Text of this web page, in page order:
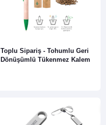
Toplu Sipariş - Tohumlu Geri
Dönüşümlü Tükenmez Kalem